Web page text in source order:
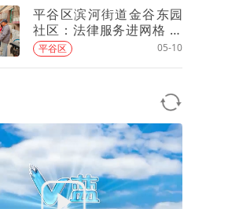
平谷区滨河街道金谷东园
社区：法律服务进网格 满
足居民法律需求
平谷区 05-10